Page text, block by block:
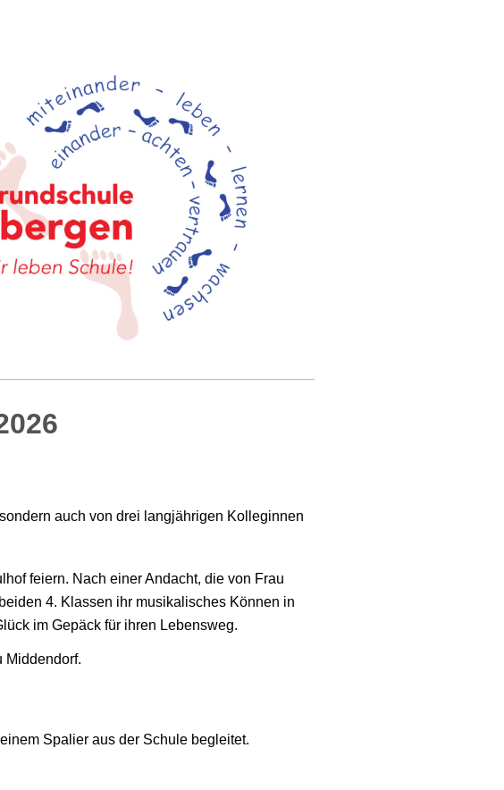
auch von drei langjährigen Kolleginnen
feiern. Nach einer Andacht, die von Frau
4. Klassen ihr musikalisches Können in
im Gepäck für ihren Lebensweg.
Middendorf.
Spalier aus der Schule begleitet.